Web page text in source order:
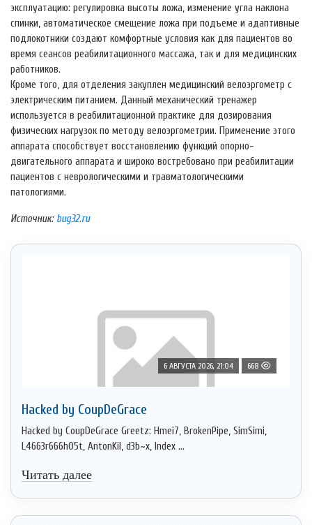
эксплуатацию: регулировка высоты ложа, изменение угла наклона
спинки, автоматическое смещение ложа при подъеме и адаптивные
подлокотники создают комфортные условия как для пациентов во
время сеансов реабилитационного массажа, так и для медицинских
работников.
Кроме того, для отделения закуплен медицинский велоэргометр с
электрическим питанием. Данный механический тренажер
используется в реабилитационной практике для дозирования
физических нагрузок по методу велоэргометрии. Применение этого
аппарата способствует восстановлению функций опорно-
двигательного аппарата и широко востребовано при реабилитации
пациентов с неврологическими и травматологическими
патологиями.
Источник:bug32.ru
6 АВГУСТА 2026, 21:04 668
Hacked by CoupDeGrace
Hacked by CoupDeGrace Greetz: Hmei7, BrokenPipe, SimSimi,
L4663r666h05t, AntonKil, d3b~x, Index ...
Читать далее